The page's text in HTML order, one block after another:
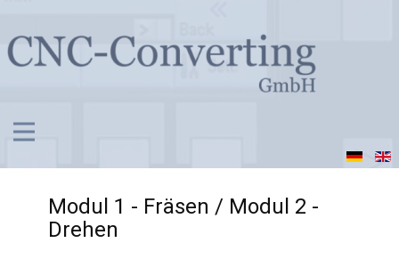
Modul 1 - Fräsen / Modul 2 -
Drehen